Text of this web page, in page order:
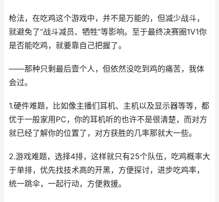
枪法，在吃鸡这个游戏中，并不是万能的，但减少战斗，
就避免了“战斗减员、牺牲”等影响。至于最终决赛圈1V1你
是否能吃鸡，就要靠自己把握了。
——那种只剩最后壹个人，但依然没吃到鸡的痛苦，我体
会过。
1.硬件难题，比如像主播们耳机、主机以及显示器等等，都
优于一般家用PC，你的耳机听的也许不是很清楚，而对方
就已经了解你的位置了，对方获胜的几率那就大一些。
2.游戏难题，选择4排，这样就只有25个队伍，吃鸡概率大
于单排，优先找技术高的开黑，方便探讨，进步吃鸡率，
统一跳伞，一起行动，方便救援。